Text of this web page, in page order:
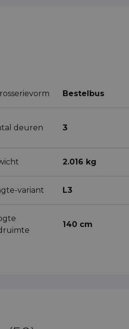
Bestelbus
deuren 3
2.016 kg
variant L3
140 cm